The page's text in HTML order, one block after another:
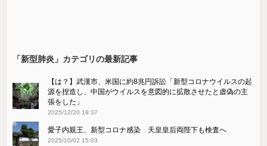
「新型肺炎」カテゴリの最新記事
【は？】武漢市、米国に約8兆円訴訟「新型コロナウイルスの起
源を捏造し、中国がウイルスを意図的に拡散させたと虚偽の主
張をした」
2025/12/20 19:37
愛子内親王、新型コロナ感染 天皇皇后両陛下も検査へ
2025/10/02 15:03